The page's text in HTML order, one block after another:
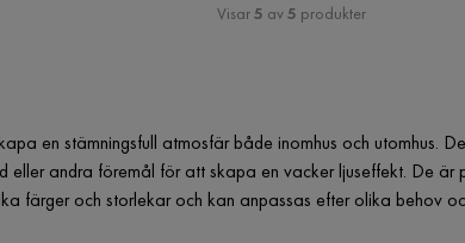
Visar5 av5 produkter
en stämningsfull atmosfär både inomhus och utomhus.
eller andra föremål för att skapa en vacker ljuseffekt. De
färger och storlekar och kan anpassas efter olika behov